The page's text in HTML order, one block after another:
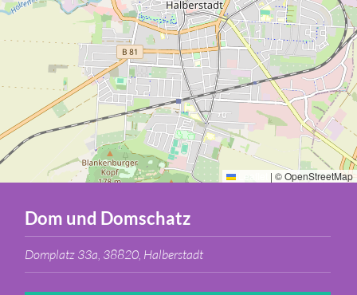
| © OpenStreetMap
Dom und Domschatz
Domplatz 33a, 38820, Halberstadt